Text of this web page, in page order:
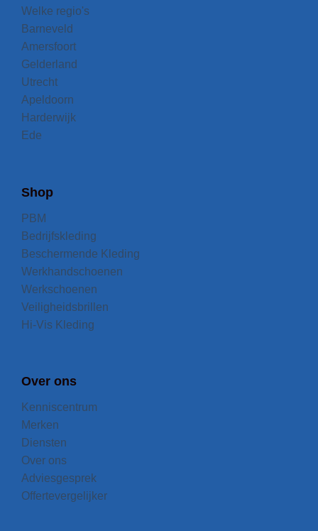
Welke regio's
Barneveld
Amersfoort
Gelderland
Utrecht
Apeldoorn
Harderwijk
Ede
Shop
PBM
Bedrijfskleding
Beschermende Kleding
Werkhandschoenen
Werkschoenen
Veiligheidsbrillen
Hi-Vis Kleding
Over ons
Kenniscentrum
Merken
Diensten
Over ons
Adviesgesprek
Offertevergelijker